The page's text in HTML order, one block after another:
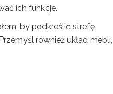
ich funkcje.
by podkreślić strefę
również układ mebli,